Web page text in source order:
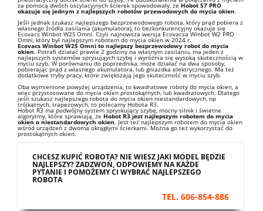
za pomocą dwóch oscylacyjnych ścierek spowodowały, że Hobot S7 PRO
okazuje się jednym z najlepszych robotów przewodowych do mycia okien.
Jeśli jednak szukasz najlepszego bezprzewodowego robota, który prąd pobiera z
własnego źródła zasilania (akumulatora), to bezkonkurencyjny okazuje się
Ecovacs Winbot W2S Omni. Czyli najnowsza wersja Ecovacsa Winbot W2 PRO
Omni, który był najlepszym robotem do mycia okien w 2024 r.
Ecovacs Winbot W2S Omni to najlepszy bezprzewodowy robot do mycia
okien.Potrafi działać prawie 2 godziny na własnym zasilaniu, ma jeden z
najlepszych systemów sprysująych szybę i wyróżnia się wysoką skutecznością w
myciu szyb. W porównaniu do poprzednika, może działać na dwa sposoby,
pobierając prąd z własnego akumulatora, lub gniazdka elektrycznego. Ma też
dodatkowe tryby pracy, które zwiększają jego skuteczność w myciu szyb.
Oba wymienione powyżej urządzenia, to kwadratowe roboty do mycia okien, a
więc przystosowane do mycia okien prostokątnych, lub kwadratowych. Dlatego
jeśli szukasz najlepszego robota do mycia okien niestandardowych, np
trójkątnych, trapezowych, to polecamy Hobota R3.
Hobot R3 ma podwójny system spryskujący szybę, mocny silnik i świetne
algorytmy, które sprawiają, że Hobot R3 jest najlepszym robotem do mycia
okien o niestandardowych okien. Jest też najlepszym robotem do mycia okien
wśród urządzeń z dwoma okrągłymi ścierkami. Można go też wykorzystać do
prostokątnych okien.
CHCESZ KUPIĆ ROBOTA? NIE WIESZ JAKI MODEL BĘDZIE
NAJLEPSZY? ZADZWOŃ, ODPOWIEMY NA KAŻDE
PYTANIE I POMOŻEMY CI WYBRAĆ NAJLEPSZEGO
ROBOTA
TEL. 606-854-886